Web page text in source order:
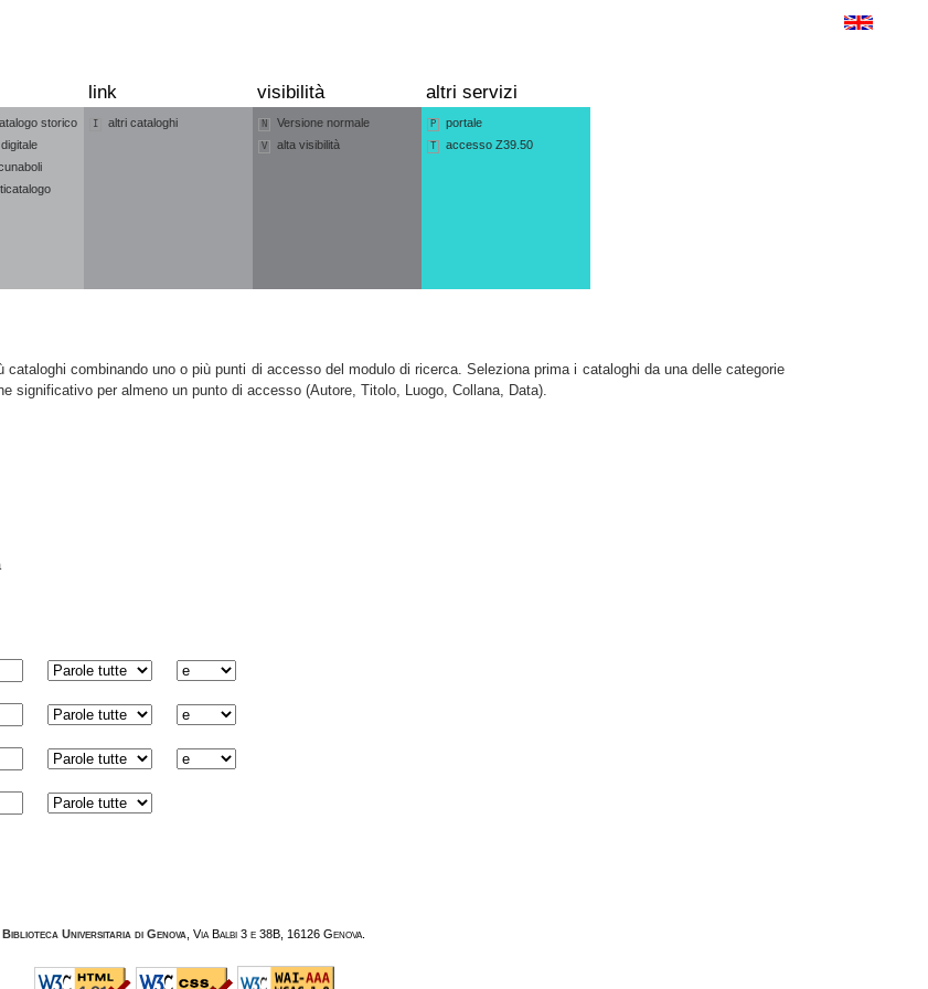
link visibilità altri servizi
storico I altri cataloghi N Versione normale
V alta visibilità
P portale
T accesso Z39.50
combinando uno o più punti di accesso del modulo di ricerca. Seleziona prima i cataloghi da una delle categorie
significativo per almeno un punto di accesso (Autore, Titolo, Luogo, Collana, Data).
Biblioteca Universitaria di Genova , Via Balbi 3 e 38B, 16126 Genova.